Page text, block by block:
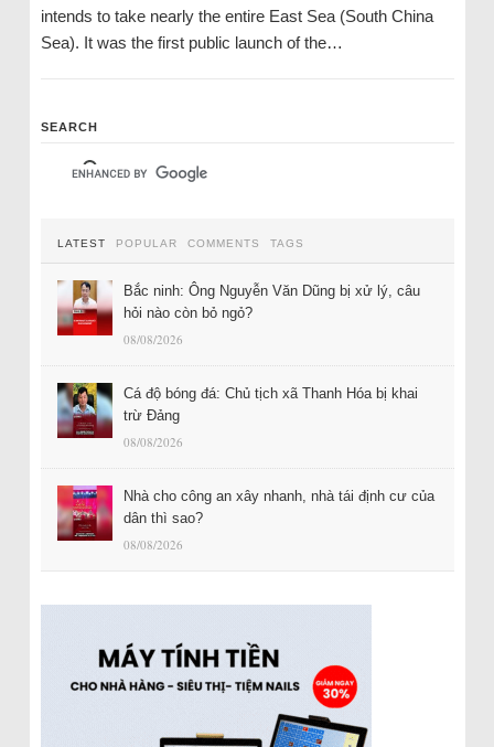
intends to take nearly the entire East Sea (South China
Sea). It was the first public launch of the…
SEARCH
LATEST POPULAR COMMENTS TAGS
Bắc ninh: Ông Nguyễn Văn Dũng bị xử lý, câu
hỏi nào còn bỏ ngỏ?
08/08/2026
Cá độ bóng đá: Chủ tịch xã Thanh Hóa bị khai
trừ Đảng
08/08/2026
Nhà cho công an xây nhanh, nhà tái định cư của
dân thì sao?
08/08/2026